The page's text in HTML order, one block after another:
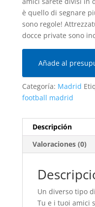
è quello di segnare
sono regole!
docce private sono
Añade al
Categoría: Madrid
football madrid
Descripción
Valoraciones (0)
Un diverso tipo
Tu e i tuoi amici